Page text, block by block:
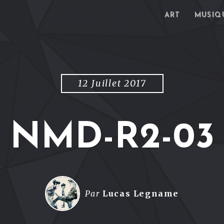
ART
12 Juillet 2017
NMD-R2-03
Par Lucas Legname